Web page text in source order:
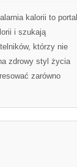
kalorii to portal
i szukają
którzy nie
zdrowy styl życia
zarówno